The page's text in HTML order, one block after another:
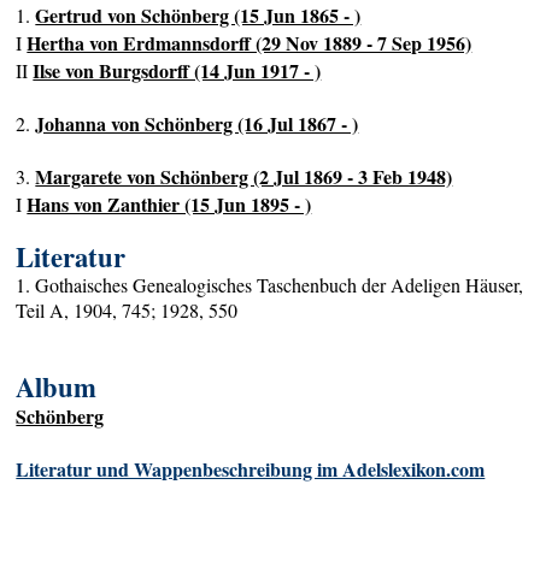
1.Gertrud von Schönberg (15 Jun 1865 - )
IHertha von Erdmannsdorff (29 Nov 1889 - 7 Sep 1956)
IIIlse von Burgsdorff (14 Jun 1917 - )
2.Johanna von Schönberg (16 Jul 1867 - )
3.Margarete von Schönberg (2 Jul 1869 - 3 Feb 1948)
IHans von Zanthier (15 Jun 1895 - )
Literatur
1. Gothaisches Genealogisches Taschenbuch der Adeligen Häuser,
Teil A, 1904, 745; 1928, 550
Album
Schönberg
Literatur und Wappenbeschreibung im Adelslexikon.com